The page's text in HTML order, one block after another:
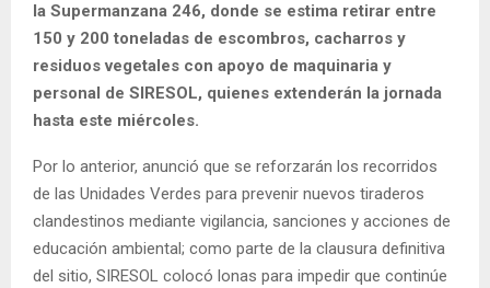
la Supermanzana 246, donde se estima retirar entre
150 y 200 toneladas de escombros, cacharros y
residuos vegetales con apoyo de maquinaria y
personal de SIRESOL, quienes extenderán la jornada
hasta este miércoles.
Por lo anterior, anunció que se reforzarán los recorridos
de las Unidades Verdes para prevenir nuevos tiraderos
clandestinos mediante vigilancia, sanciones y acciones de
educación ambiental; como parte de la clausura definitiva
del sitio, SIRESOL colocó lonas para impedir que continúe